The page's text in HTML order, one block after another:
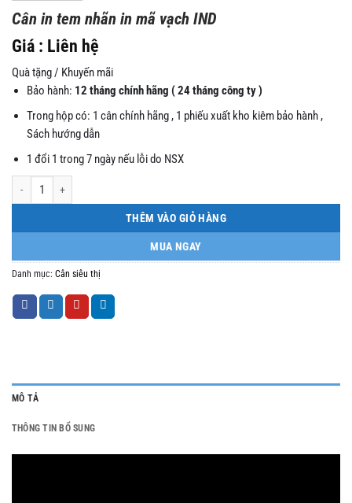
Cân in tem nhãn in mã vạch IND
Giá : Liên hệ
Quà tặng / Khuyến mãi
Bảo hành: 12 tháng chính hãng ( 24 tháng công ty )
Trong hộp có: 1 cân chính hãng , 1 phiếu xuất kho kiêm bảo hành ,
Sách hướng dẫn
1 đổi 1 trong 7 ngày nếu lỗi do NSX
Cân in tem nhãn in mã vạch IND số lượng
THÊM VÀO GIỎ HÀNG
MUA NGAY
Danh mục: Cân siêu thị
MÔ TẢ
THÔNG TIN BỔ SUNG